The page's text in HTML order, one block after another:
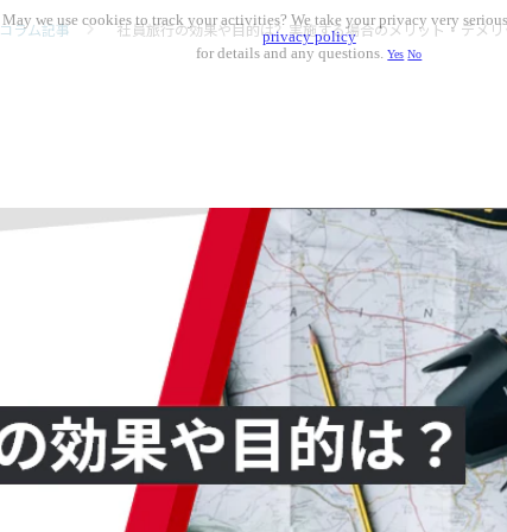
コラム記事 社員旅行の効果や目的は？実施する場合のメリット・デメ
May we use cookies to track your activities? We take your privacy very
privacy policy
for details and any questions.Yes No